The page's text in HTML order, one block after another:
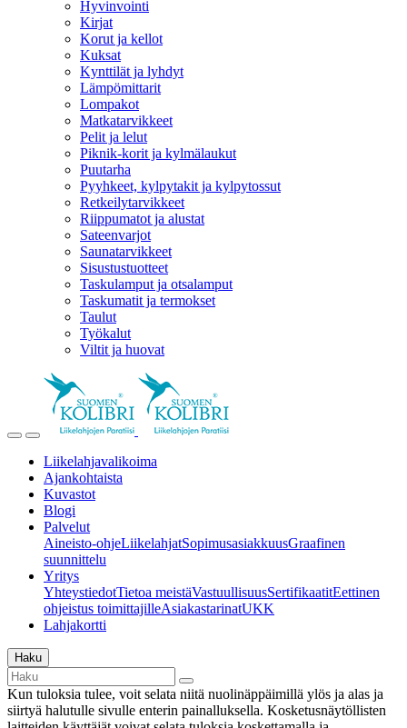
Hyvinvointi
Kirjat
Korut ja kellot
Kuksat
Kynttilät ja lyhdyt
Lämpömittarit
Lompakot
Matkatarvikkeet
Pelit ja lelut
Piknik-korit ja kylmälaukut
Puutarha
Pyyhkeet, kylpytakit ja kylpytossut
Retkeilytarvikkeet
Riippumatot ja alustat
Sateenvarjot
Saunatarvikkeet
Sisustustuotteet
Taskulamput ja otsalamput
Taskumatit ja termokset
Taulut
Työkalut
Viltit ja huovat
Liikelahjavalikoima
Ajankohtaista
Kuvastot
Blogi
Palvelut
Aineisto-ohjeLiikelahjatSopimusasiakkuusGraafinen
suunnittelu
Yritys
YhteystiedotTietoa meistäVastuullisuusSertifikaatitEettinen
ohjeistus toimittajilleAsiakastarinatUKK
Lahjakortti
Haku
Kun tuloksia tulee, voit selata niitä nuolinäppäimillä ylös ja alas ja
siirtyä halutulle sivulle enterin painalluksella. Kosketusnäytöllisten